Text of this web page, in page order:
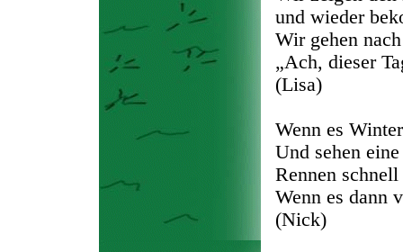
und wieder
Wir gehen
„Ach, dieser
(Lisa)
Wenn es
Und sehen
Rennen
Wenn es dann
(Nick)